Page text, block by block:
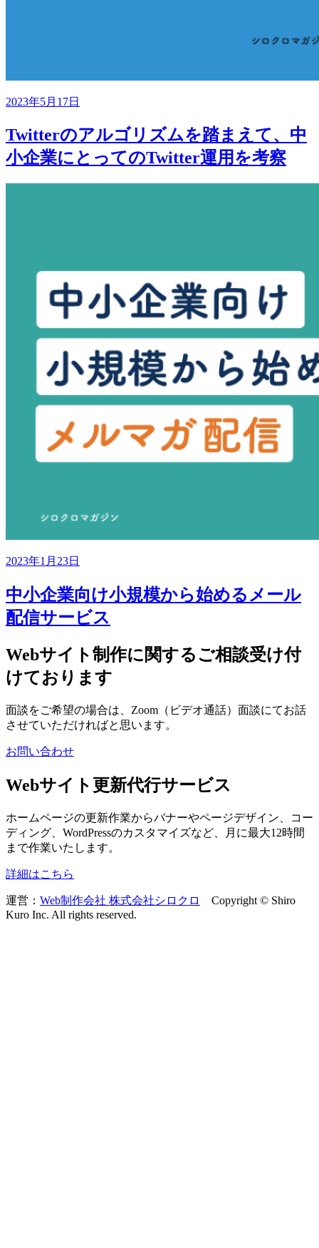
2023年5月17日
Twitterのアルゴリズムを踏まえて、中
小企業にとってのTwitter運用を考察
2023年1月23日
中小企業向け小規模から始めるメール
配信サービス
Webサイト制作に関するご相談受け付
けております
面談をご希望の場合は、Zoom（ビデオ通話）面談にてお話
させていただければと思います。
お問い合わせ
Webサイト更新代行サービス
ホームページの更新作業からバナーやページデザイン、コー
ディング、WordPressのカスタマイズなど、月に最大12時間
まで作業いたします。
詳細はこちら
運営： Web制作会社 株式会社シロクロ
Copyright © Shiro
Kuro Inc. All rights reserved.